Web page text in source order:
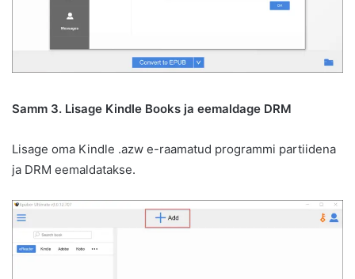
Samm 3. Lisage Kindle Books ja eemaldage DRM
Lisage oma Kindle .azw e-raamatud programmi partiidena
ja DRM eemaldatakse.